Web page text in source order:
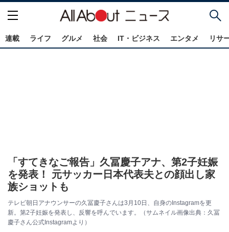
連載 ライフ グルメ 社会 IT・ビジネス エンタメ リサ
「すてきなご報告」久冨慶子アナ、第2子妊娠
を発表！ 元サッカー日本代表夫との顔出し家
族ショットも
テレビ朝日アナウンサーの久冨慶子さんは3月10日、自身のInstagramを更
新。第2子妊娠を発表し、反響を呼んでいます。（サムネイル画像出典：久冨
慶子さん公式Instagramより）